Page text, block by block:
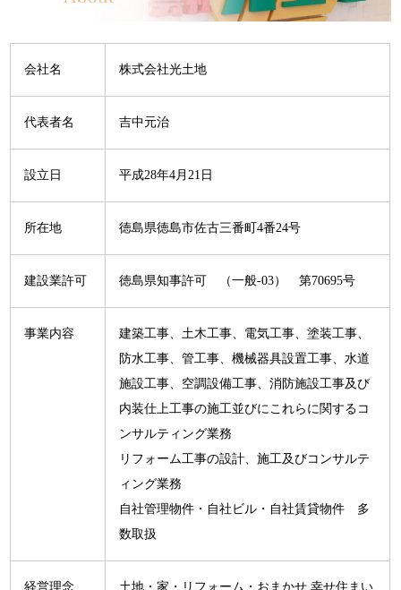
会社名 株式会社光土地
代表者名 吉中元治
設立日 平成28年4月21日
所在地 徳島県徳島市佐古三番町4番24号
建設業許可 徳島県知事許可 （一般-03） 第70695号
事業内容
建築工事、土木工事、電気工事、塗装工事、
防水工事、管工事、機械器具設置工事、水道
施設工事、空調設備工事、消防施設工事及び
内装仕上工事の施工並びにこれらに関するコ
ンサルティング業務
リフォーム工事の設計、施工及びコンサルテ
ィング業務
自社管理物件・自社ビル・自社賃貸物件 多
数取扱
経営理念
土地・家・リフォーム・おまかせ 幸せ住まい